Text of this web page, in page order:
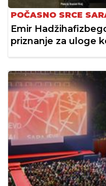
POČASNO SRCE
Emir
priznanje za uloge